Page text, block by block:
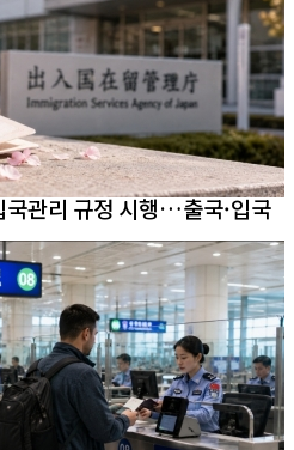
관리 규정 시행…출국·입국